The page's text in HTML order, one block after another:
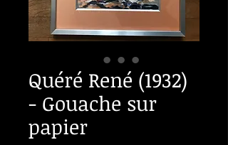
Quéré René (1932)
- Gouache sur
papier